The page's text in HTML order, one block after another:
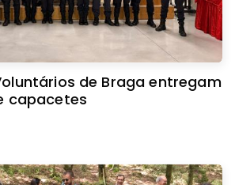
de Braga entregam
capacetes